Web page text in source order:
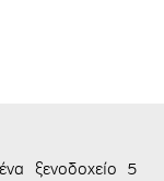
ξενοδοχείο 5